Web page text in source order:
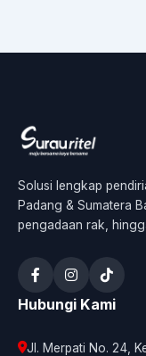
Solusi lengkap
Padang & Sumatera
pengadaan rak,
Hubungi Kami
Jl. Merpati No. 24,